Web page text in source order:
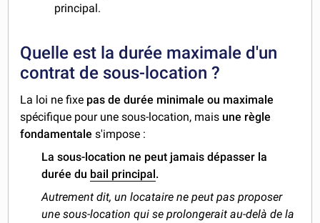
principal.
Quelle est la durée maximale d'un
contrat de sous-location ?
La loi ne fixe pas de durée minimale ou maximale
spécifique pour une sous-location, mais une règle
fondamentale s'impose :
La sous-location ne peut jamais dépasser la
durée du bail principal.
Autrement dit, un locataire ne peut pas proposer
une sous-location qui se prolongerait au-delà de la